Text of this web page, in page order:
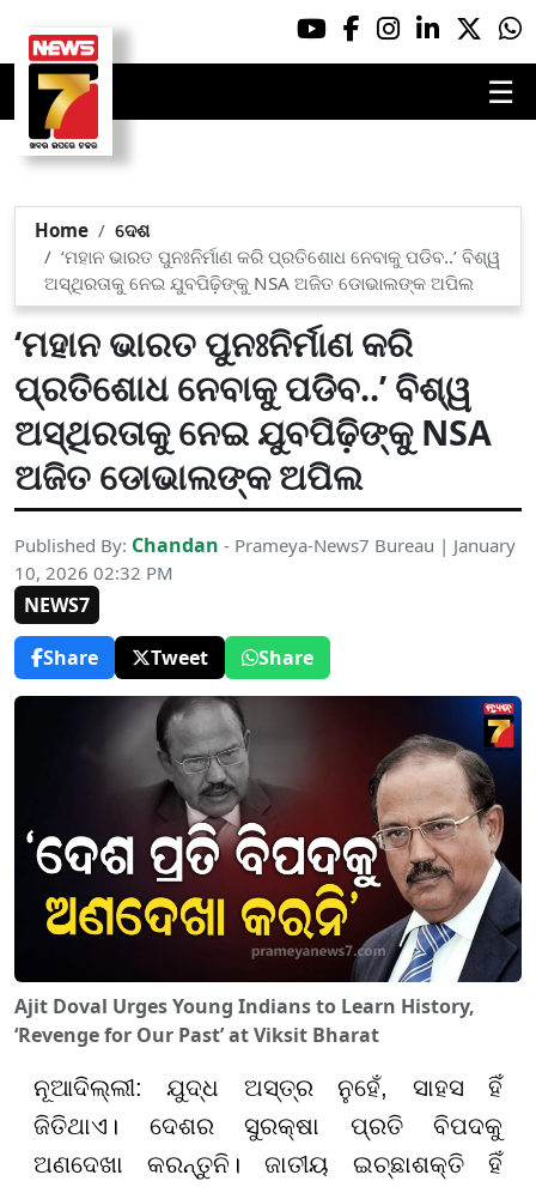
☰
Home
ଦେଶ
‘ମହାନ ଭାରତ ପୁନଃନିର୍ମାଣ କରି ପ୍ରତିଶୋଧ ନେବାକୁ ପଡିବ..’ ବିଶ୍ୱ
ଅସ୍ଥିରତାକୁ ନେଇ ଯୁବପିଢ଼ିଙ୍କୁ NSA ଅଜିତ ଡୋଭାଲଙ୍କ ଅପିଲ
‘ମହାନ ଭାରତ ପୁନଃନିର୍ମାଣ କରି
ପ୍ରତିଶୋଧ ନେବାକୁ ପଡିବ..’ ବିଶ୍ୱ
ଅସ୍ଥିରତାକୁ ନେଇ ଯୁବପିଢ଼ିଙ୍କୁ NSA
ଅଜିତ ଡୋଭାଲଙ୍କ ଅପିଲ
Published By: Chandan - Prameya-News7 Bureau | January
10, 2026 02:32 PM
NEWS7
Share
Tweet Share
Ajit Doval Urges Young Indians to Learn History,
‘Revenge for Our Past’ at Viksit Bharat
ନୂଆଦିଲ୍ଲୀ: ଯୁଦ୍ଧ ଅସ୍ତ୍ର ନୁହେଁ, ସାହସ ହିଁ
ଜିତିଥାଏ। ଦେଶର ସୁରକ୍ଷା ପ୍ରତି ବିପଦକୁ
ଅଣଦେଖା କରନ୍ତୁନି। ଜାତୀୟ ଇଚ୍ଛାଶକ୍ତି ହିଁ